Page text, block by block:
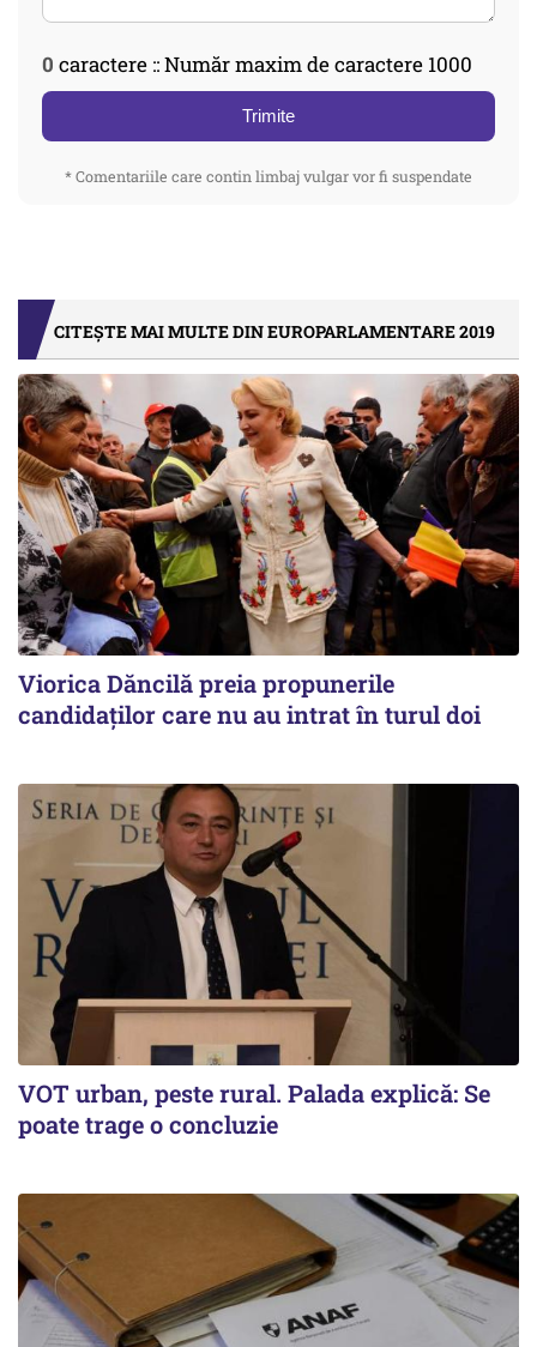
0 caractere :: Număr maxim de caractere 1000
Trimite
* Comentariile care contin limbaj vulgar vor fi suspendate
CITEȘTE MAI MULTE DIN EUROPARLAMENTARE 2019
Viorica Dăncilă preia propunerile
candidaților care nu au intrat în turul doi
VOT urban, peste rural. Palada explică: Se
poate trage o concluzie